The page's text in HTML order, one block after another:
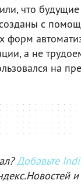
что
созданы с
форм
а не
на
Добавьте
и